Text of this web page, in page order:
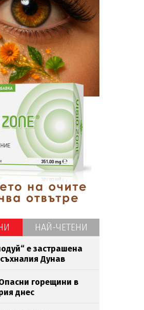
НАЙ-ЧЕТЕНИ
е застрашена
Дунав
горещини в
днес